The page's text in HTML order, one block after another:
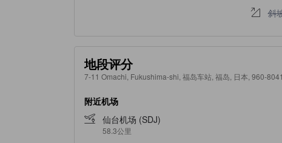
不
斜
地段评分
7-11 Omachi, Fukushima-shi, 福岛车站, 福岛, 日本, 960-8041
附近机场
仙台机场 (SDJ)
58.3公里